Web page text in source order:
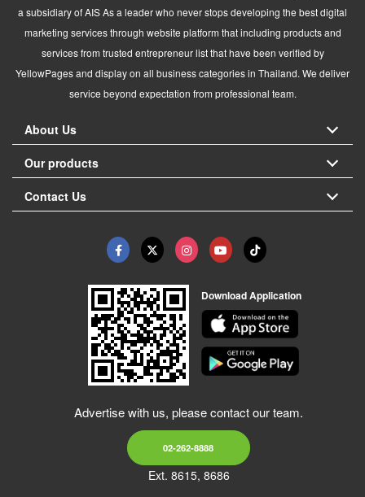
a subsidiary of AIS As a leader who never stops developing the best digital
marketing services through website platform that including products and
services from trusted entrepreneur list that have been verified by
YellowPages and display on all business categories in Thailand. We deliver
service beyond expectation from professional team.
About Us
Our products
Contact Us
Download Application
Advertise with us, please contact our team.
02-262-8888
Ext. 8615, 8686